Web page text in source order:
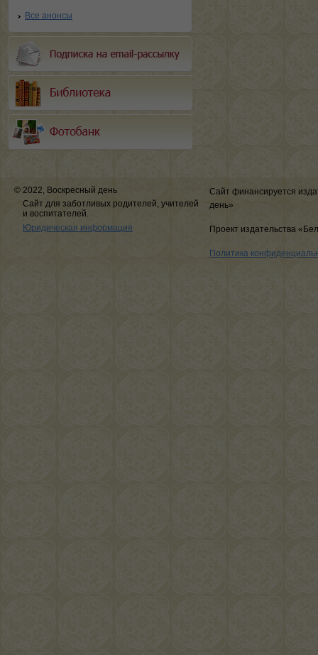
Все анонсы
© 2022, Воскресный день
Сайт для заботливых родителей, учителей
и воспитателей.
Юридическая информация
Сайт финансируется
день»
Проект издательства
Политика